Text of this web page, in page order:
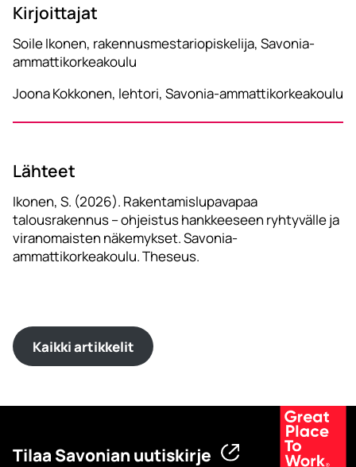
Kirjoittajat
Soile Ikonen, rakennusmestariopiskelija, Savonia-
ammattikorkeakoulu
Joona Kokkonen, lehtori, Savonia-ammattikorkeakoulu
Lähteet
Ikonen, S. (2026). Rakentamislupavapaa
talousrakennus – ohjeistus hankkeeseen ryhtyvälle ja
viranomaisten näkemykset. Savonia-
ammattikorkeakoulu. Theseus.
Kaikki artikkelit
Tilaa Savonian uutiskirje